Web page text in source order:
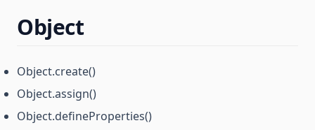
Object
Object.create()
Object.assign()
Object.defineProperties()